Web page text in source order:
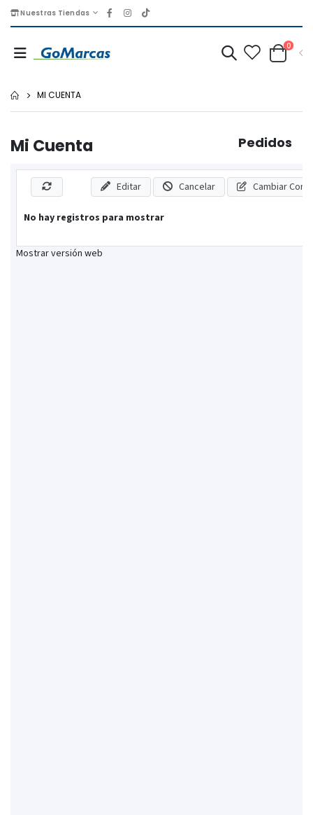
Nuestras Tiendas
0
MI CUENTA
Mi Cuenta Pedidos